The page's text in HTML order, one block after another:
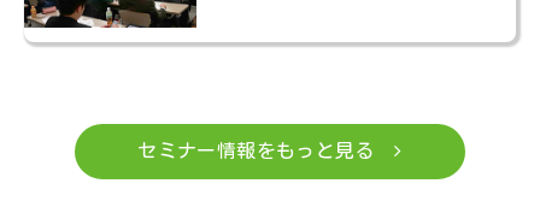
セミナー情報をもっと見る